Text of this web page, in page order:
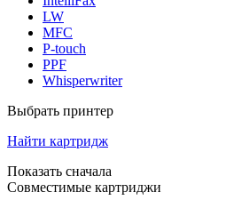
LW
MFC
P-touch
PPF
Whisperwriter
Выбрать принтер
Найти картридж
Показать сначала
Совместимые картриджи